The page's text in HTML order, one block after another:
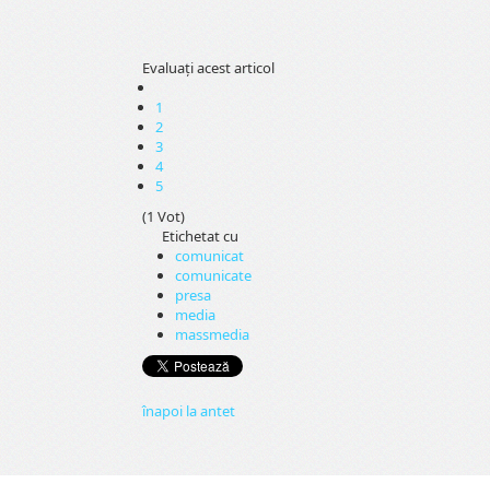
Evaluaţi acest articol
1
2
3
4
5
(1 Vot)
Etichetat cu
comunicat
comunicate
presa
media
massmedia
înapoi la antet